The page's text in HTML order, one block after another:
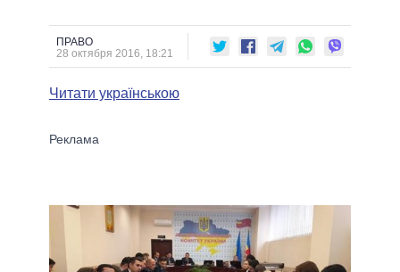
ГЛАВЫ ОБЛАДМИНИСТРАЦИЙ
МЭРЫ
ВСЕ ПЕРСОНЫ
СРАВНЕНИЕ ПОЛИТИКОВ
ПРАВО
28 октября 2016, 18:21
Читати українською